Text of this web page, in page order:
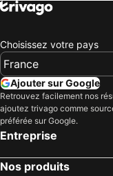
Choisissez votre pays
Ajouter sur Google
Retrouvez facilement nos
ajoutez trivago comme
préférée sur Google.
Entreprise
Nos produits